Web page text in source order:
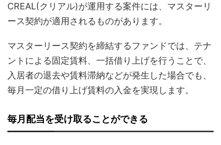
CREAL(クリアル)が運用する案件には、マスターリ
ース契約が適用されるものがあります。
マスターリース契約を締結するファンドでは、テナ
ントによる固定賃料、一括借り上げを行うことで、
入居者の退去や賃料滞納などが発生した場合でも、
毎月一定の借り上げ賃料の入金を実現します。
毎月配当を受け取ることができる